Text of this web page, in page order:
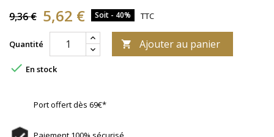
9,36 € 5,62 € Soit - 40% TTC
Quantité  Ajouter au panier
 En stock
Port offert dès 69€*